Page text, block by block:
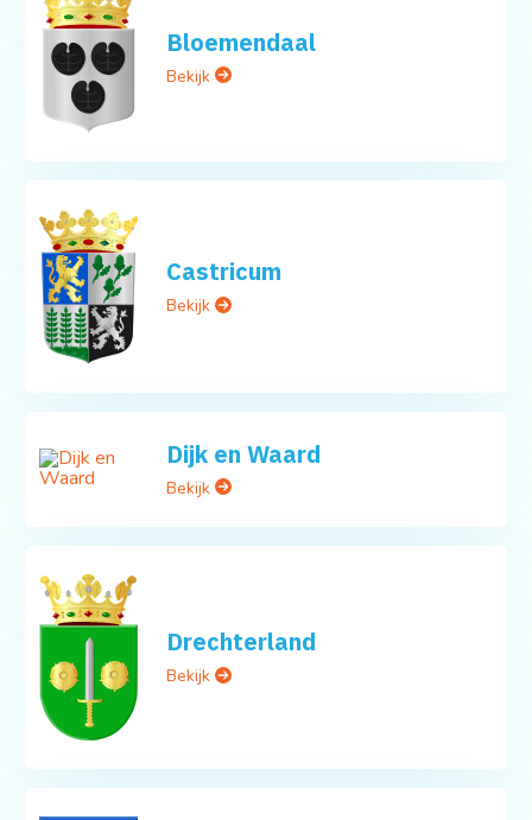
Bloemendaal
Bekijk
Castricum
Bekijk
Dijk en Waard
Bekijk
Drechterland
Bekijk